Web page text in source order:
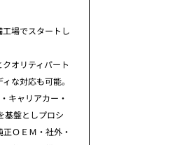
場でスタートし
オリティパート
な対応も可能。
キャリアカー・
基盤としプロシ
ＯＥＭ・社外・